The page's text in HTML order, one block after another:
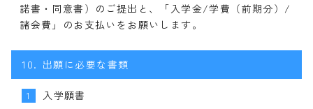
諾書・同意書）のご提出と、「入学金/学費（前期分）/
諸会費」のお支払いをお願いします。
10. 出願に必要な書類
1 入学願書